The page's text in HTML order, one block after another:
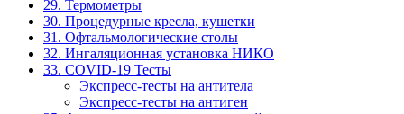
29. Термометры
30. Процедурные кресла, кушетки
31. Офтальмологические столы
32. Ингаляционная установка НИКО
33. COVID-19 Тесты
Экспресс-тесты на антитела
Экспресс-тесты на антиген